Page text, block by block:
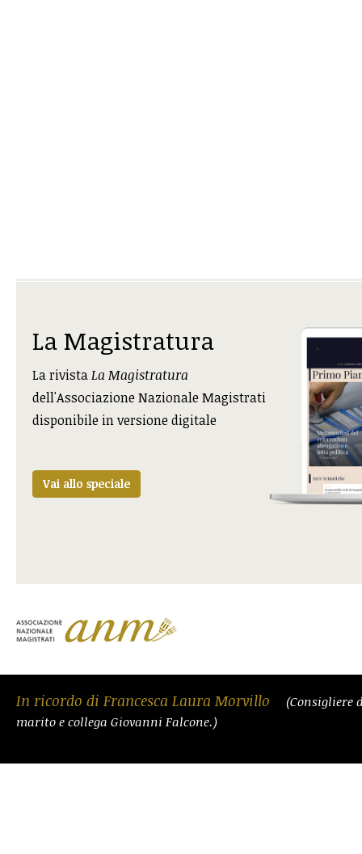
La Magistratura
La rivistaLa Magistratura
dell'Associazione Nazionale Magistrati
disponibile in versione digitale
Vai allo speciale
In ricordo di Francesca Laura Morvillo
(Consigliere
marito e collega Giovanni Falcone.)